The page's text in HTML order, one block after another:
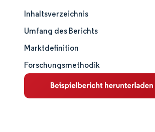
Marktgröße und -anteil
Marktanalyse
Trends und Einblicke
Segmentanalyse
Inhaltsverzeichnis
Umfang des Berichts
Marktdefinition
Forschungsmethodik